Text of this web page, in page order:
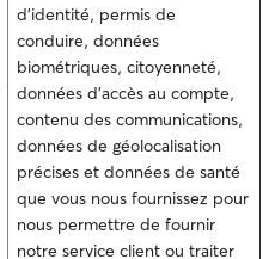
d'identité, permis de
conduire, données
biométriques, citoyenneté,
données d'accès au compte,
contenu des communications,
données de géolocalisation
précises et données de santé
que vous nous fournissez pour
nous permettre de fournir
notre service client ou traiter